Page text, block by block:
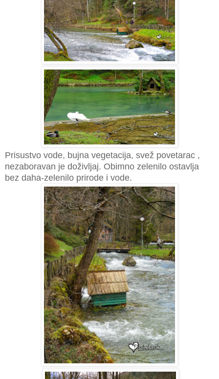
Prisustvo vode, bujna vegetacija, svež povetarac ,
nezaboravan je doživljaj. Obimno zelenilo ostavlja
bez daha-zelenilo prirode i vode.